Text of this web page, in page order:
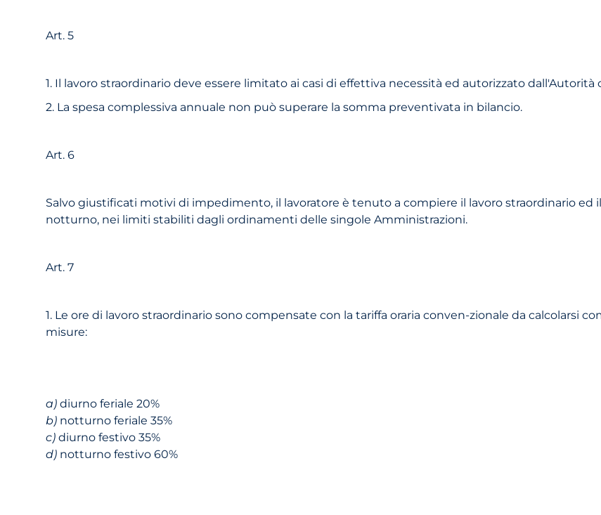
Art. 5
1. Il lavoro straordinario deve essere limitato ai casi di effettiva necessità ed autorizzato
2. La spesa complessiva annuale non può superare la somma preventivata in bilancio.
Art. 6
Salvo giustificati motivi di impedimento, il lavoratore è tenuto a compiere il lavoro straordinario ed
notturno, nei limiti stabiliti dagli ordinamenti delle singole Amministrazioni.
Art. 7
1. Le ore di lavoro straordinario sono compensate con la tariffa oraria conven-zionale da calcolarsi
misure:
a)diurno feriale 20%
b) notturno feriale 35%
c)diurno festivo 35%
d) notturno festivo 60%